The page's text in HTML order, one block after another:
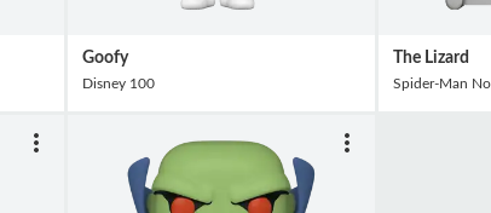
Goofy
Disney 100
The Lizard
Spider-Man